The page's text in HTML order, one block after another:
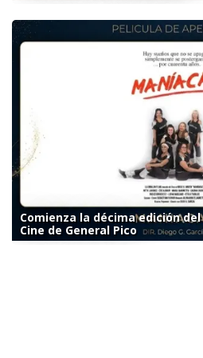
Comienza la décima edición
Cine de General Pico